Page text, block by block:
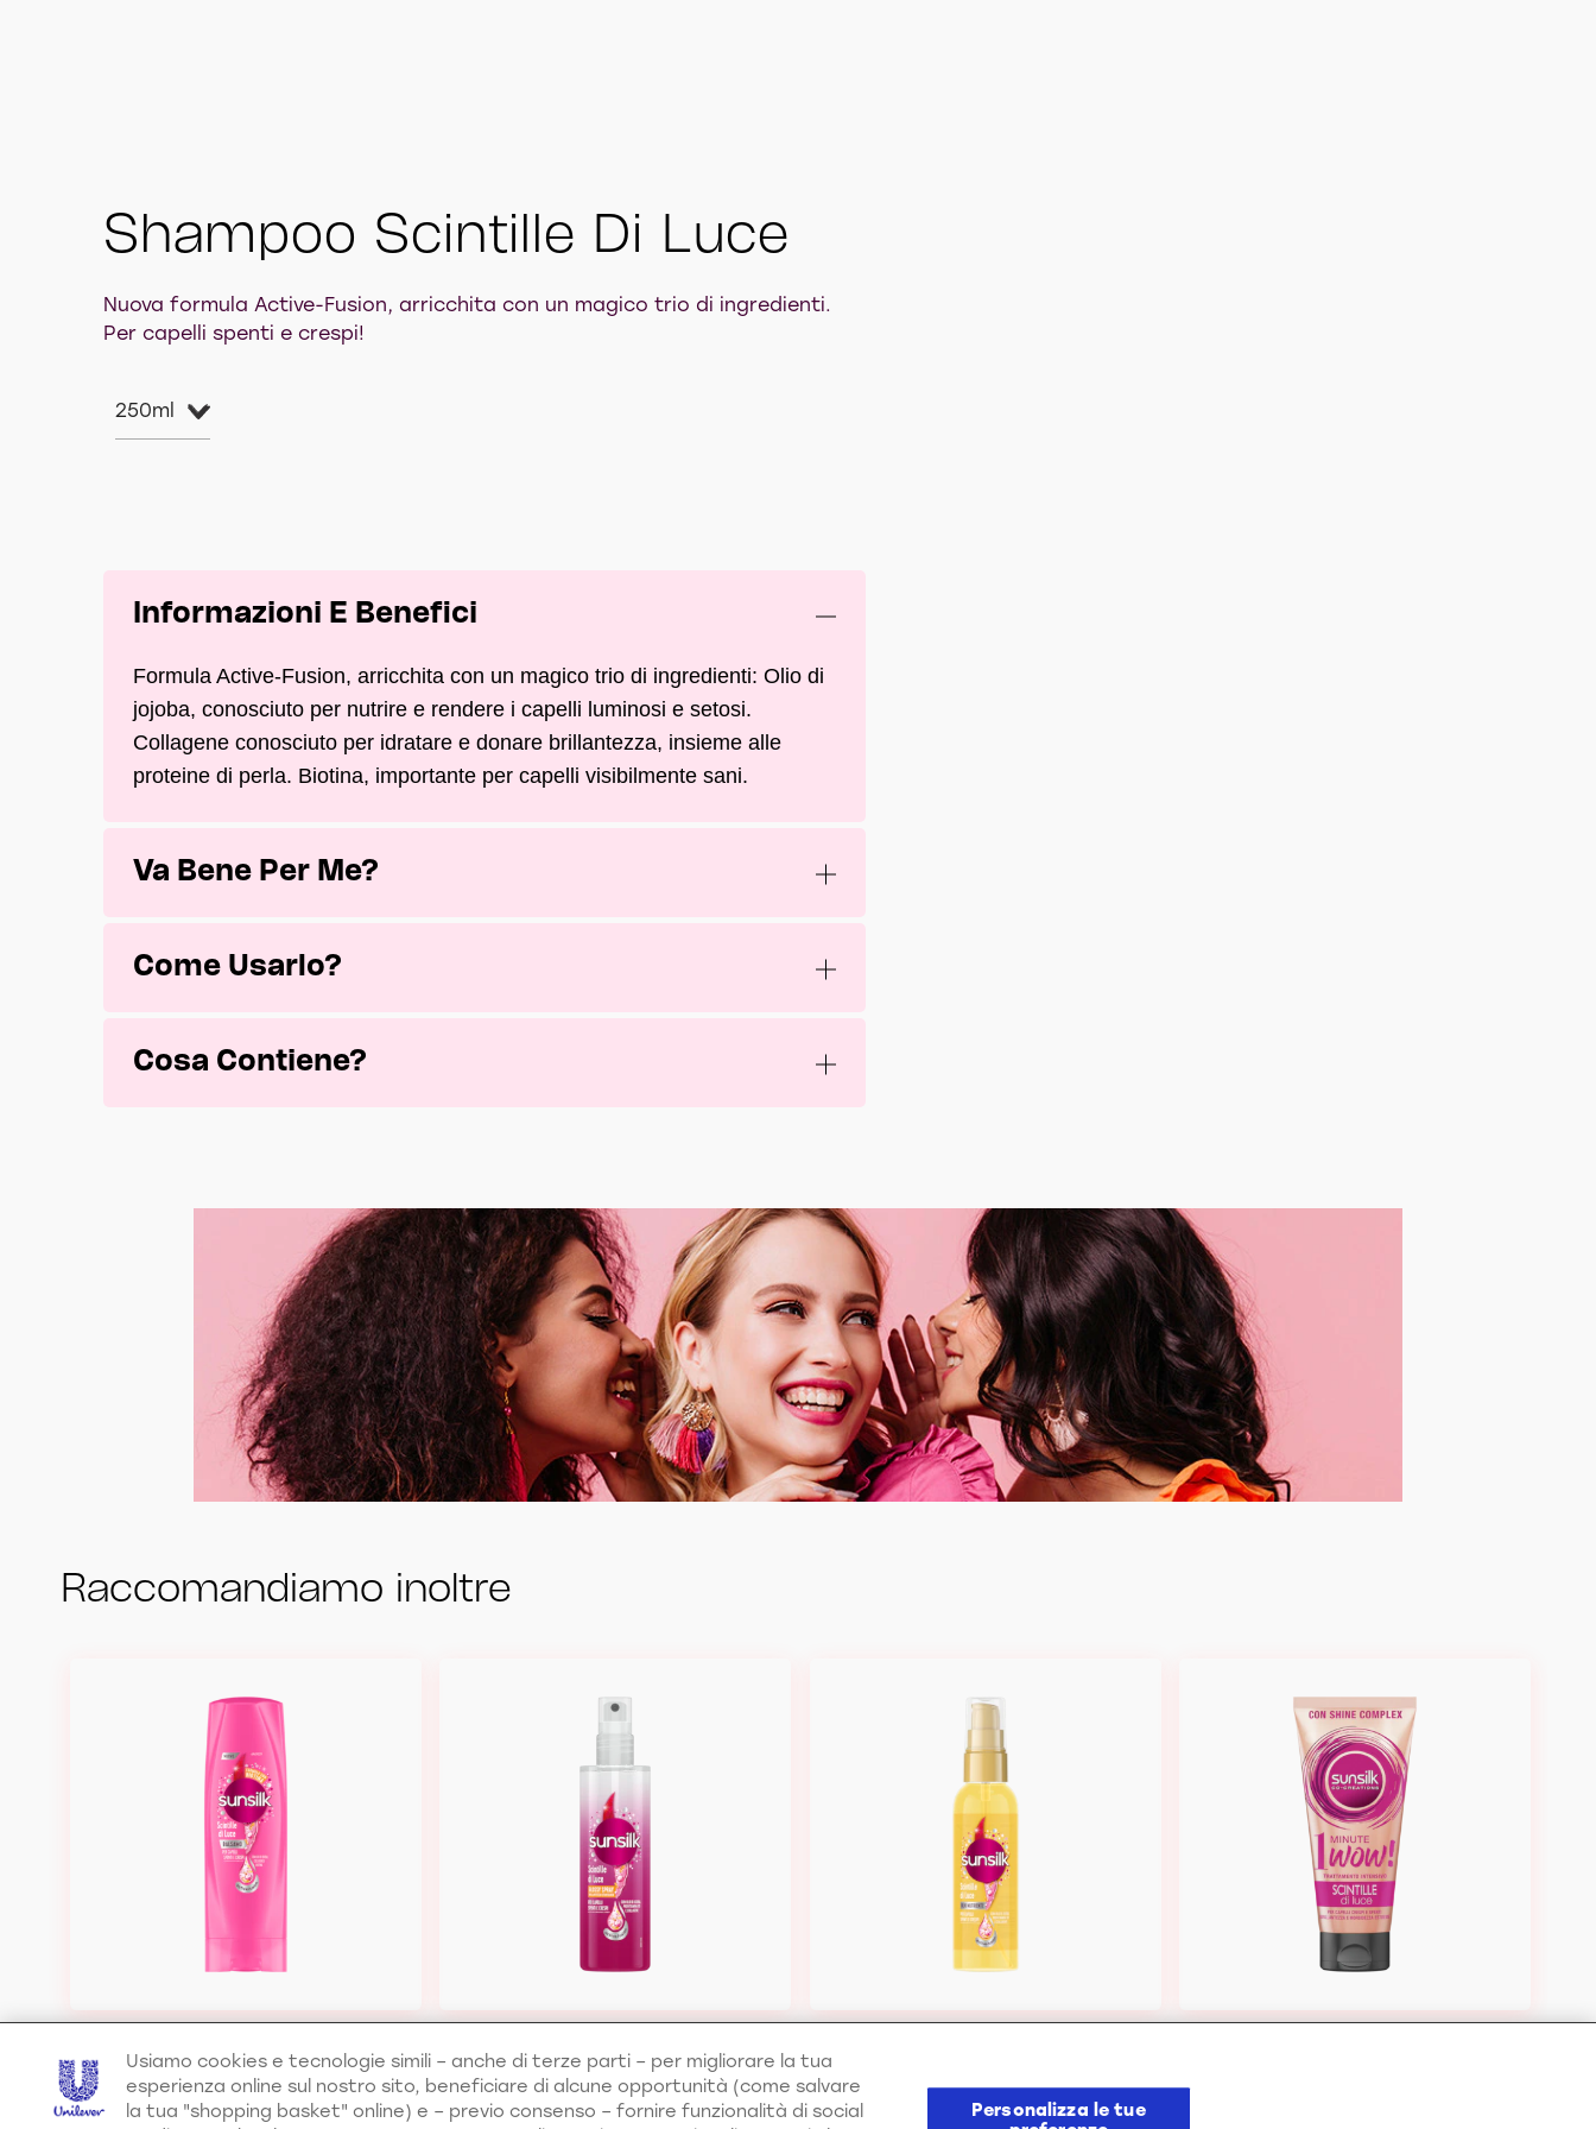
Shampoo Scintille Di Luce
Nuova formula Active-Fusion, arricchita con un magico trio di ingredienti.
Per capelli spenti e crespi!
Informazioni E Benefici
Formula Active-Fusion, arricchita con un magico trio di ingredienti: Olio di
jojoba, conosciuto per nutrire e rendere i capelli luminosi e setosi.
Collagene conosciuto per idratare e donare brillantezza, insieme alle
proteine di perla. Biotina, importante per capelli visibilmente sani.
Va Bene Per Me?
Come Usarlo?
Cosa Contiene?
Raccomandiamo inoltre
Balsamo Scintille di Luce Glossy Spray Scintille di Luce Olio Nutriente Scintille di Luce
Usiamo cookies e tecnologie simili – anche di terze parti – per migliorare la tua
esperienza online sul nostro sito, beneficiare di alcune opportunità (come salvare
la tua "shopping basket" online) e – previo consenso – fornire funzionalità di social
Personalizza le tue